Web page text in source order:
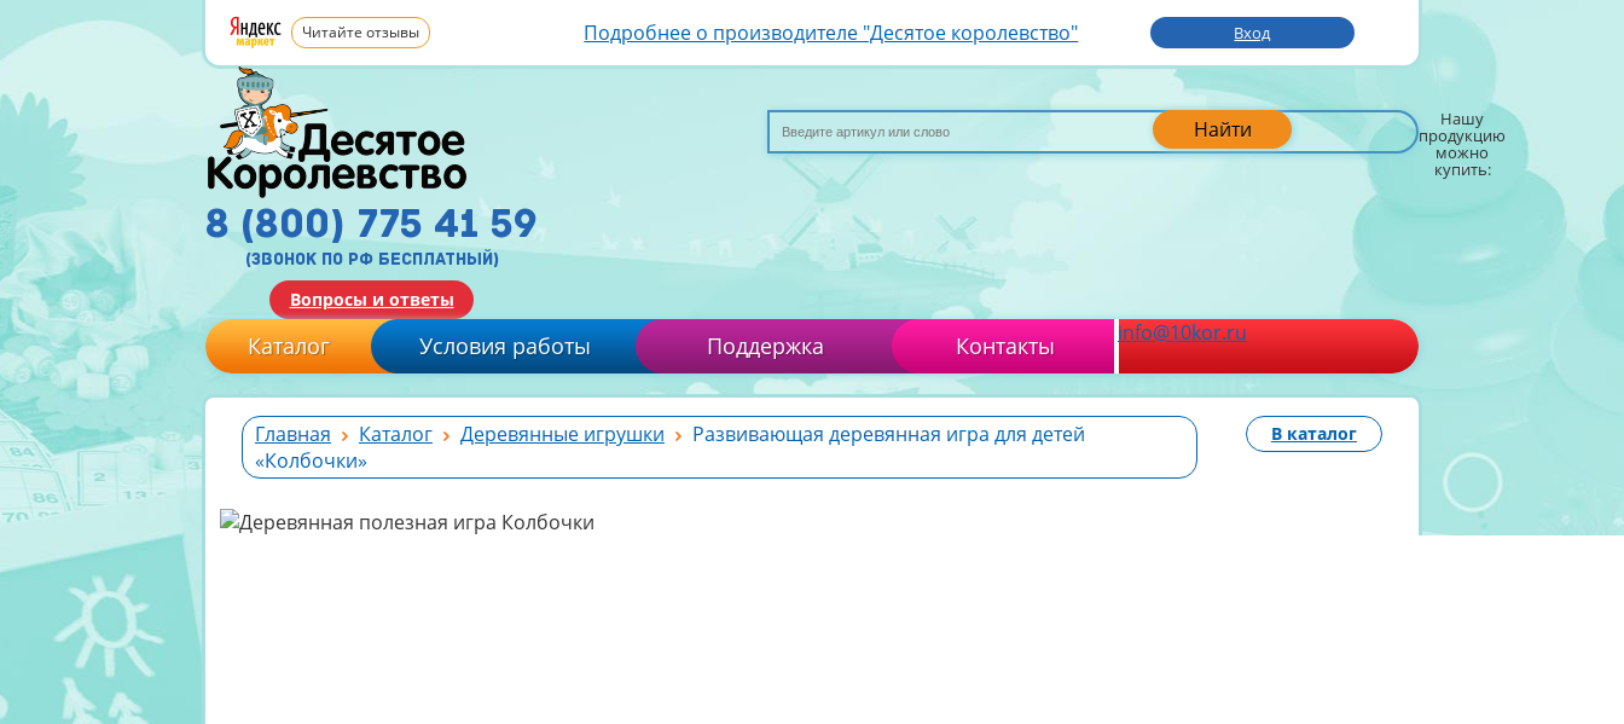
Читайте отзывы Подробнее о производителе "Десятое королевство" Вход
Найти Нашу
продукцию
можно
купить:
8 (800) 775 41 59
(звонок по рф бесплатный)
Вопросы и ответы
Каталог Условия работы Поддержка Контакты info@10kor.ru
Главная Каталог Деревянные игрушки
Развивающая деревянная игра для детей
«Колбочки»
В каталог